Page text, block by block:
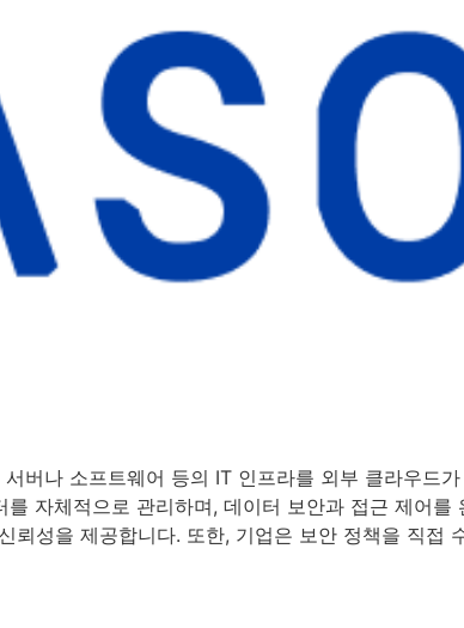
버나 소프트웨어 등의 IT 인프라를 외부 클라우드
자체적으로 관리하며, 데이터 보안과 접근 제어
뢰성을 제공합니다. 또한, 기업은 보안 정책을 직접